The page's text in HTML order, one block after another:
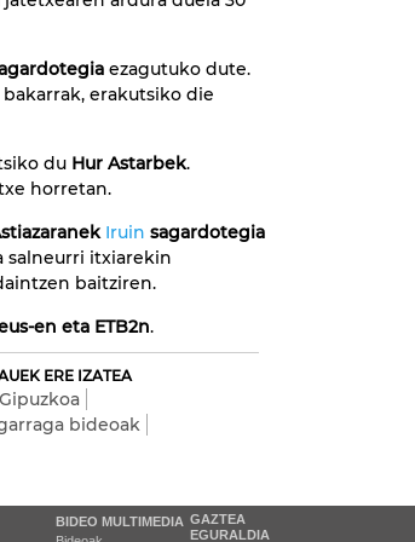
ezagutuko dute.
erakutsiko die
du Hur Astarbek.
horretan.
Iruin sagardotegia
salneurri itxiarekin
baitziren.
en eta ETB2n.
ERE IZATEA
bideoak
BIDEO MULTIMEDIA GAZTEA
EGURALDIA